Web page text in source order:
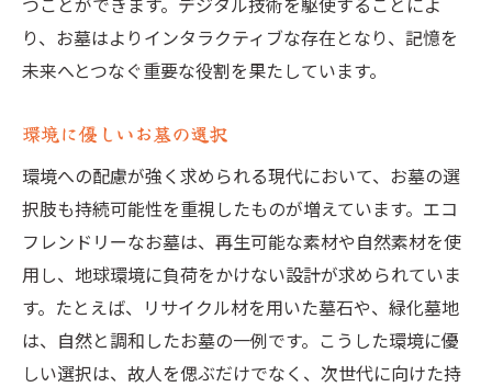
り、お墓はよりインタラクティブな存在となり、記憶を
未来へとつなぐ重要な役割を果たしています。
環境に優しいお墓の選択
環境への配慮が強く求められる現代において、お墓の選
択肢も持続可能性を重視したものが増えています。エコ
フレンドリーなお墓は、再生可能な素材や自然素材を使
用し、地球環境に負荷をかけない設計が求められていま
す。たとえば、リサイクル材を用いた墓石や、緑化墓地
は、自然と調和したお墓の一例です。こうした環境に優
しい選択は、故人を偲ぶだけでなく、次世代に向けた持